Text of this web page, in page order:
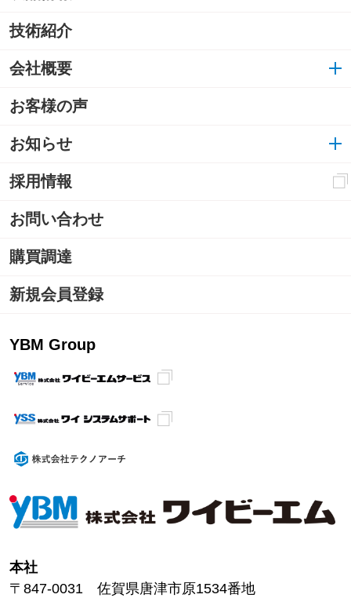
技術紹介
会社概要
お客様の声
お知らせ
採用情報
お問い合わせ
購買調達
新規会員登録
YBM Group
本社
〒847-0031 佐賀県唐津市原1534番地